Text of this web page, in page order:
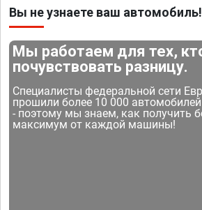
Вы не узнаете ваш автомобиль!
Мы работаем для тех,
почувствовать разницу.
Специалисты федеральной сети
прошили более 10 000
- поэтому мы знаем, как получить
максимум от каждой машины!